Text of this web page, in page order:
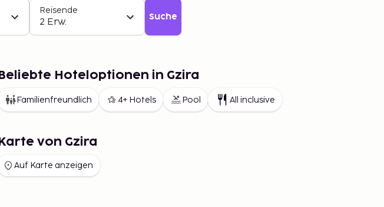
Reisende
2 Erw. Suche
Beliebte Hoteloptionen in Gzira
Familienfreundlich 4+ Hotels Pool All inclusive
Karte von Gzira
Auf Karte anzeigen